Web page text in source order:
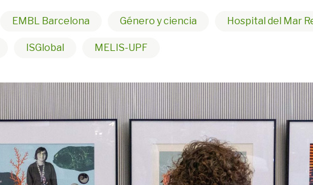
EMBL Barcelona Género y ciencia Hospital del Mar
ISGlobal MELIS-UPF